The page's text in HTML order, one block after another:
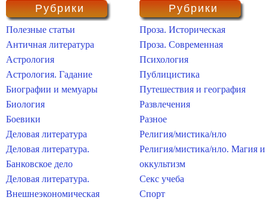
Рубрики
Полезные статьи
Античная литература
Астрология
Астрология. Гадание
Биографии и мемуары
Биология
Боевики
Деловая литература
Деловая литература.
Банковское дело
Деловая литература.
Внешнеэкономическая
Рубрики
Проза. Историческая
Проза. Современная
Психология
Публицистика
Путешествия и география
Развлечения
Разное
Религия/мистика/нло
Религия/мистика/нло. Магия и
оккультизм
Секс учеба
Спорт